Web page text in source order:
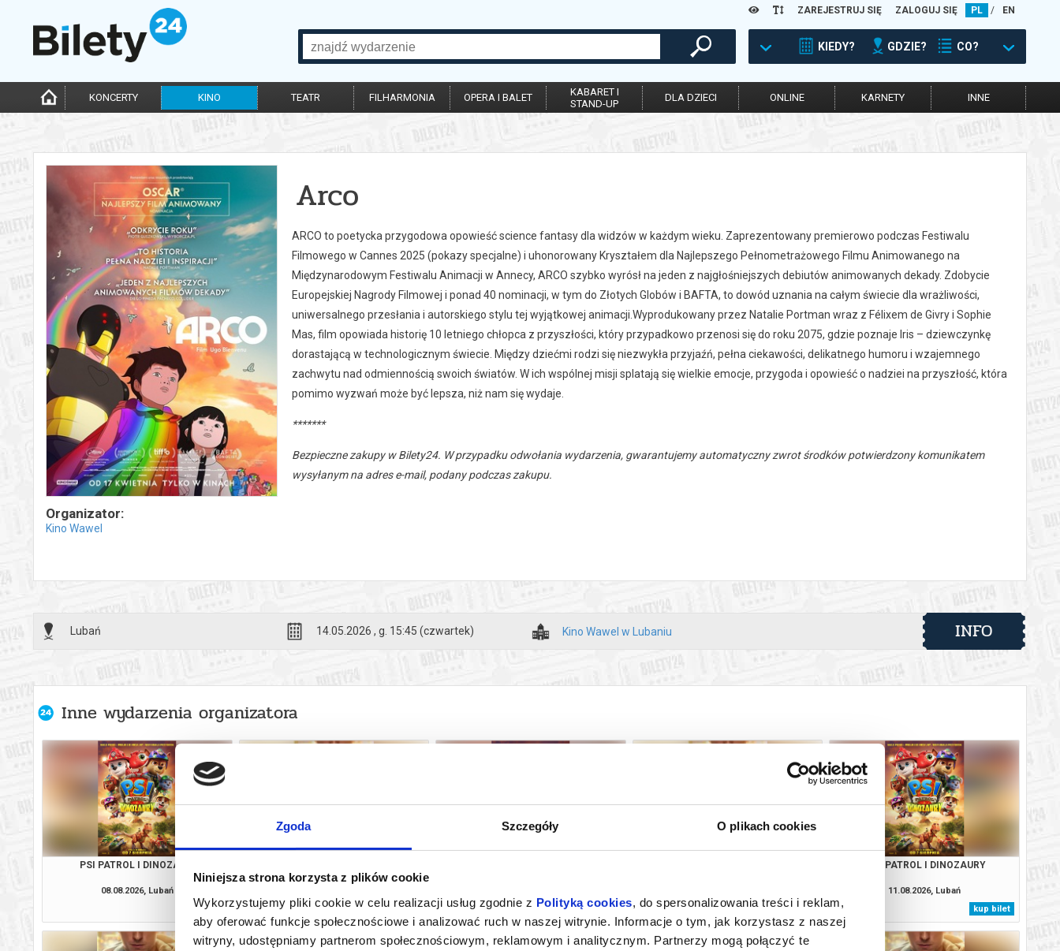
Zgoda Szczegóły O plikach cookies
Niniejsza strona korzysta z plików cookie
Wykorzystujemy pliki cookie w celu realizacji usług zgodnie z Polityką cookies, do spersonalizowania treści i reklam,
aby oferować funkcje społecznościowe i analizować ruch w naszej witrynie. Informacje o tym, jak korzystasz z naszej
witryny, udostępniamy partnerom społecznościowym, reklamowym i analitycznym. Partnerzy mogą połączyć te
ZAREJESTRUJ SIĘ ZALOGUJ SIĘ PL / EN
KIEDY? GDZIE? CO?
KONCERTY KINO TEATR FILHARMONIA OPERA I BALET
KABARET I
STAND-UP
DLA DZIECI ONLINE KARNETY INNE
Organizator:
Kino Wawel
Arco
ARCO to poetycka przygodowa opowieść science fantasy dla widzów w każdym wieku. Zaprezentowany premierowo podczas Festiwalu
Filmowego w Cannes 2025 (pokazy specjalne) i uhonorowany Kryształem dla Najlepszego Pełnometrażowego Filmu Animowanego na
Międzynarodowym Festiwalu Animacji w Annecy, ARCO szybko wyrósł na jeden z najgłośniejszych debiutów animowanych dekady. Zdobycie
Europejskiej Nagrody Filmowej i ponad 40 nominacji, w tym do Złotych Globów i BAFTA, to dowód uznania na całym świecie dla wrażliwości,
uniwersalnego przesłania i autorskiego stylu tej wyjątkowej animacji.Wyprodukowany przez Natalie Portman wraz z Félixem de Givry i Sophie
Mas, film opowiada historię 10 letniego chłopca z przyszłości, który przypadkowo przenosi się do roku 2075, gdzie poznaje Iris – dziewczynkę
dorastającą w technologicznym świecie. Między dziećmi rodzi się niezwykła przyjaźń, pełna ciekawości, delikatnego humoru i wzajemnego
zachwytu nad odmiennością swoich światów. W ich wspólnej misji splatają się wielkie emocje, przygoda i opowieść o nadziei na przyszłość, która
pomimo wyzwań może być lepsza, niż nam się wydaje.
*******
Bezpieczne zakupy w Bilety24. W przypadku odwołania wydarzenia, gwarantujemy automatyczny zwrot środków potwierdzony komunikatem
wysyłanym na adres e-mail, podany podczas zakupu.
Lubań 14.05.2026 , g. 15:45 (czwartek) Kino Wawel w Lubaniu INFO
Inne wydarzenia organizatora
PSI PATROL I DINOZAURY
08.08.2026, Lubań
kup bilet
3D DUBBING
kup bilet
kup bilet
kup bilet
PSI PATROL I DINOZAURY
11.08.2026, Lubań
kup bilet